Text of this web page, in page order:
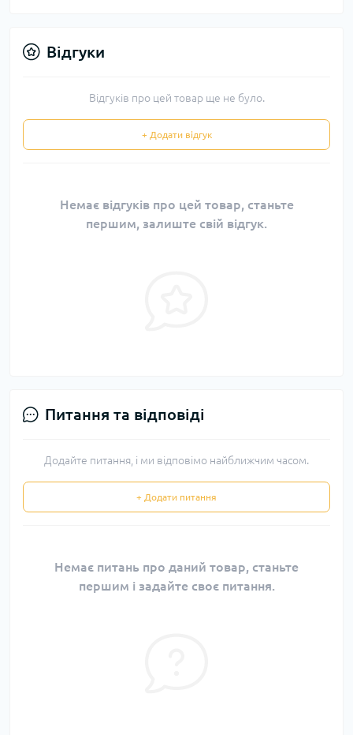
Відгуки
Відгуків про цей товар ще не було.
+ Додати відгук
Немає відгуків про цей товар, станьте
першим, залиште свій відгук.
Питання та відповіді
Додайте питання, і ми відповімо найближчим часом.
+ Додати питання
Немає питань про даний товар, станьте
першим і задайте своє питання.